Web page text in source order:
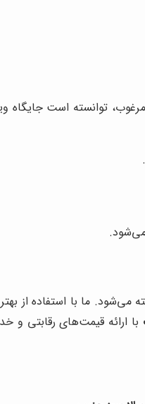
توانسته است جایگاه
ما با استفاده از
با ارائه قیمت‌های رقابتی